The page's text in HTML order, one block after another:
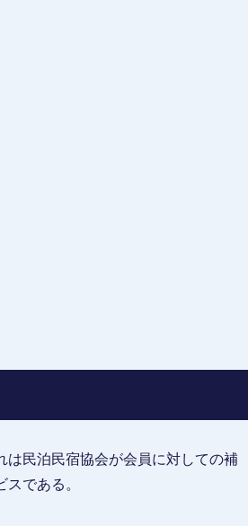
は民泊民宿協会が会員に対しての補
である。